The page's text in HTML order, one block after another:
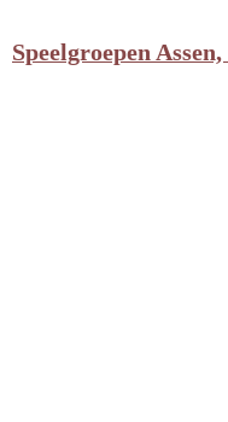
Speelgroepen